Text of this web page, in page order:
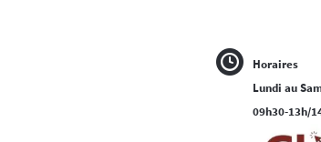
Horaires
Lundi au
09h30-13h/